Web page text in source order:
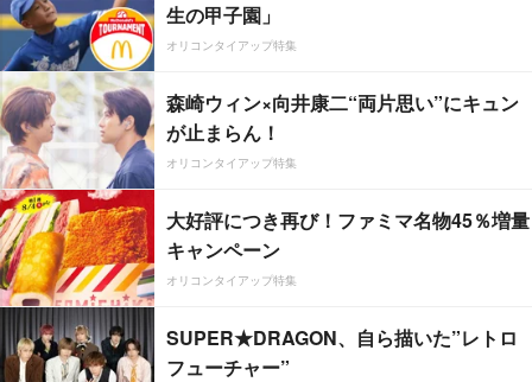
生の甲子園」
オリコンタイアップ特集
森崎ウィン×向井康二“両片思い”にキュン
が止まらん！
オリコンタイアップ特集
大好評につき再び！ファミマ名物45％増量
キャンペーン
オリコンタイアップ特集
SUPER★DRAGON、自ら描いた”レトロ
フューチャー”